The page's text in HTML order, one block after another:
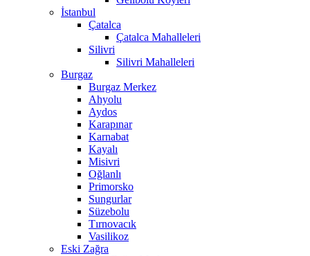
İstanbul
Çatalca
Çatalca Mahalleleri
Silivri
Silivri Mahalleleri
Burgaz
Burgaz Merkez
Ahyolu
Aydos
Karapınar
Karnabat
Kayalı
Misivri
Oğlanlı
Primorsko
Sungurlar
Süzebolu
Tırnovacık
Vasilikoz
Eski Zağra